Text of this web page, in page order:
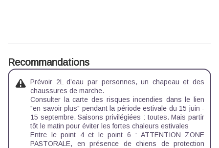
Recommandations
Prévoir 2L d’eau par personnes, un chapeau et des
chaussures de marche.
Consulter la carte des risques incendies dans le lien
"en savoir plus" pendant la période estivale du 15 juin -
15 septembre. Saisons privilégiées : toutes. Mais partir
tôt le matin pour éviter les fortes chaleurs estivales
Entre le point 4 et le point 6 : ATTENTION ZONE
PASTORALE, en présence de chiens de protection